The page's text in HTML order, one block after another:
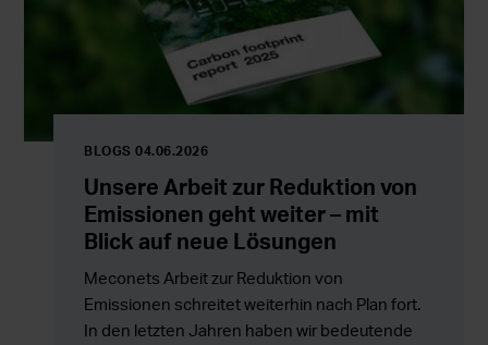
BLOGS 04.06.2026
Unsere Arbeit zur Reduktion von
Emissionen geht weiter – mit
Blick auf neue Lösungen
Meconets Arbeit zur Reduktion von
Emissionen schreitet weiterhin nach Plan fort.
In den letzten Jahren haben wir bedeutende